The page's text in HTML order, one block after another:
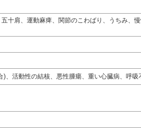
十肩、運動麻痺、関節のこわばり、うちみ、
)、活動性の結核、悪性腫瘍、重い心臓病、呼